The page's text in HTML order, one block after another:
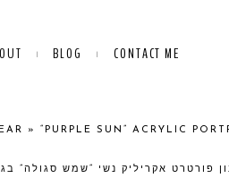
BLOG CONTACT ME
» “PURPLE SUN” ACRYLIC